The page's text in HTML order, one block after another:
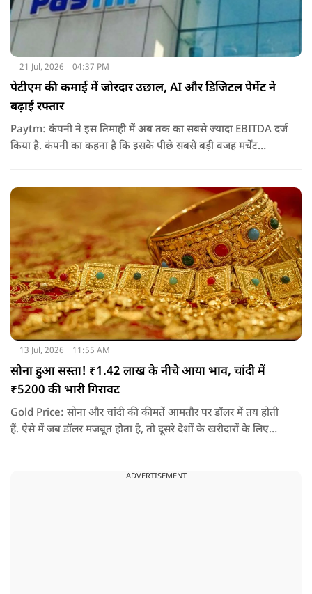
21 Jul, 2026 04:37 PM
पेटीएम की कमाई में जोरदार उछाल, AI और डिजिटल पेमेंट ने
बढ़ाई रफ्तार
Paytm: कंपनी ने इस तिमाही में अब तक का सबसे ज्यादा EBITDA दर्ज
किया है. कंपनी का कहना है कि इसके पीछे सबसे बड़ी वजह मर्चेंट
13 Jul, 2026 11:55 AM
सोना हुआ सस्ता! ₹1.42 लाख के नीचे आया भाव, चांदी में
₹5200 की भारी गिरावट
Gold Price: सोना और चांदी की कीमतें आमतौर पर डॉलर में तय होती
हैं. ऐसे में जब डॉलर मजबूत होता है, तो दूसरे देशों के खरीदारों के लिए
ADVERTISEMENT